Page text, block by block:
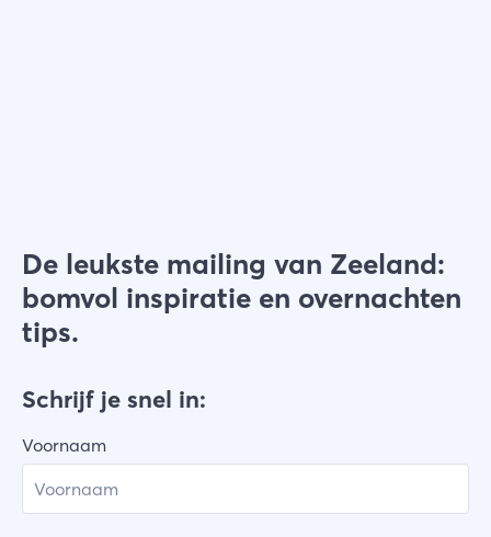
De leukste mailing van Zeeland:
bomvol inspiratie en overnachten
tips.
Schrijf je snel in:
Voornaam